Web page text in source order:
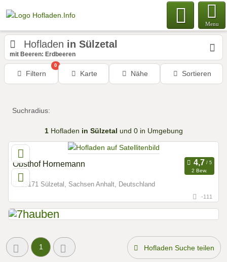
Menu
Hofladen in Sülzetal
mit Beeren: Erdbeeren
Filtern
0
Karte Nähe Sortieren
Suchradius:
1Hofladen in Sülzetal und 0 in Umgebung
Obsthof Hornemann
2 Bew.
39171 Sülzetal, Sachsen Anhalt, Deutschland
-111
1 Hofladen Suche teilen